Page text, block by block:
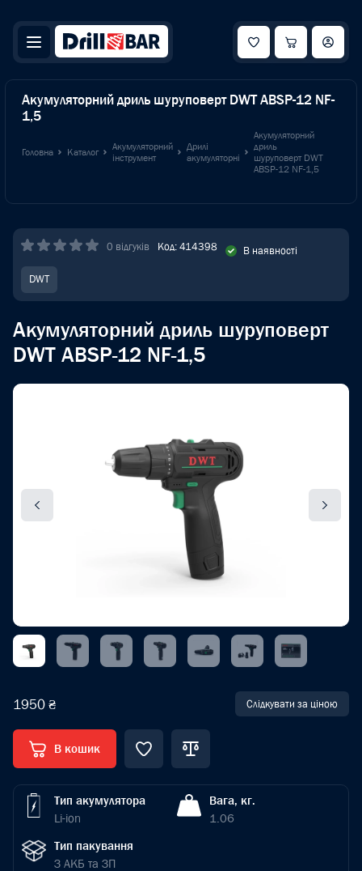
Акумуляторний дриль шуруповерт DWT ABSP-12 NF-
1,5
Головна Каталог
Акумуляторний
інструмент
Дрилі
акумуляторні
Акумуляторний
дриль
шуруповерт DWT
ABSP-12 NF-1,5
0 відгуків Код: 414398 В наявності
DWT
Акумуляторний дриль шуруповерт
DWT ABSP-12 NF-1,5
1950 ₴ Слідкувати за ціною
В кошик
Тип акумулятора
Li-ion
Вага, кг.
1.06
Тип пакування
З АКБ та ЗП